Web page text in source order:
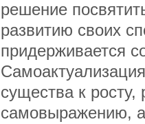
решение
развитию своих
придерживается
существа к росту,
самовыражению,